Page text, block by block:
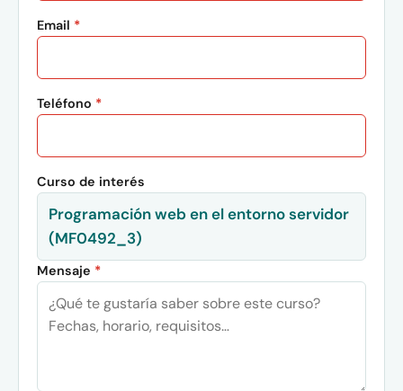
Email *
Teléfono *
Curso de interés
Programación web en el entorno servidor
(MF0492_3)
Mensaje *